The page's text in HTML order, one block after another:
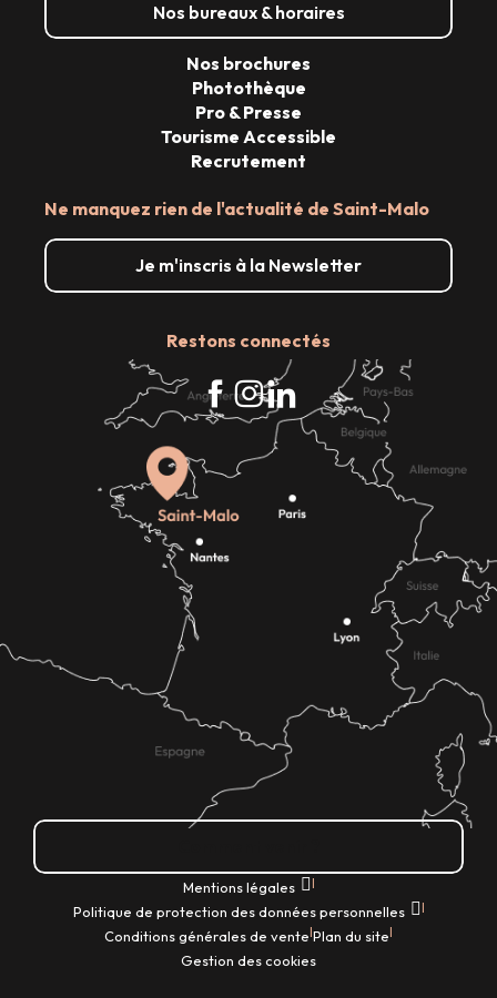
Nos bureaux & horaires
Ne manquez rien de l'actualité de Saint-Malo
Je m'inscris à la Newsletter
Restons connectés
Nos brochures
Photothèque
Pro & Presse
Tourisme Accessible
Recrutement
Mentions légales |
Politique de protection des données personnelles |
Conditions générales de vente|Plan du site|
Gestion des cookies